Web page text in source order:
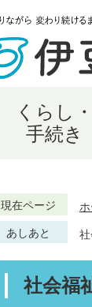
くらし・
手続き
現在ページ
あしあと
社会福